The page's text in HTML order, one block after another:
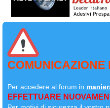
COMUNICAZIONE
Per accedere al forum in
EFFETTUARE